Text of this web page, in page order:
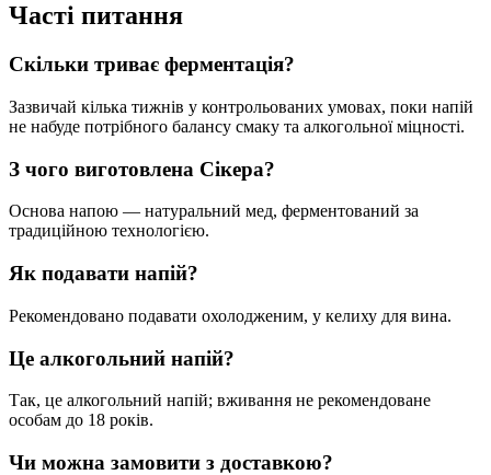
Часті питання
Скільки триває ферментація?
Зазвичай кілька тижнів у контрольованих умовах, поки напій
не набуде потрібного балансу смаку та алкогольної міцності.
З чого виготовлена Сікера?
Основа напою — натуральний мед, ферментований за
традиційною технологією.
Як подавати напій?
Рекомендовано подавати охолодженим, у келиху для вина.
Це алкогольний напій?
Так, це алкогольний напій; вживання не рекомендоване
особам до 18 років.
Чи можна замовити з доставкою?